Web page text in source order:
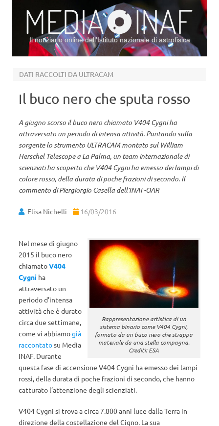
Il notiziario online dell’Istituto nazionale di astrofisica
DATI RACCOLTI DA ULTRACAM
Il buco nero che sputa rosso
A giugno scorso il buco nero chiamato V404 Cygni ha
attraversato un periodo di intensa attività. Puntando sulla
sorgente lo strumento ULTRACAM montato sul William
Herschel Telescope a La Palma, un team internazionale di
scienziati ha scoperto che V404 Cygni ha emesso dei lampi di
colore rosso, della durata di poche frazioni di secondo. Il
commento di Piergiorgio Casella dell’INAF-OAR
Elisa Nichelli 16/03/2016
Rappresentazione artistica di un
sistema binario come V404 Cygni,
formato da un buco nero che strappa
materiale da una stella compagna.
Crediti: ESA
Nel mese di giugno
2015 il buco nero
chiamatoV404
Cygni ha
attraversato un
periodo d’intensa
attività che è durato
circa due settimane,
come vi abbiamogià
raccontatosu Media
INAF. Durante
questa fase di accensione V404 Cygni ha emesso dei lampi
rossi, della durata di poche frazioni di secondo, che hanno
catturato l’attenzione degli scienziati.
V404 Cygni si trova a circa 7.800 anni luce dalla Terra in
direzione della costellazione del Cigno. La sua